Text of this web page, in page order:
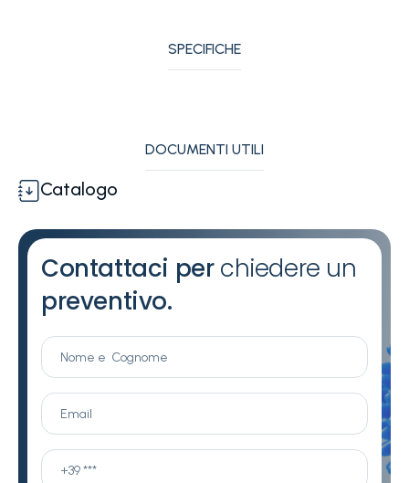
SPECIFICHE
DOCUMENTI UTILI
Catalogo
Contattaci perchiedere un
preventivo.